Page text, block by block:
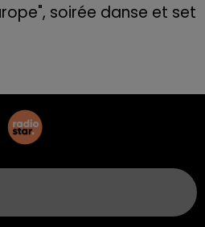
soirée danse et set